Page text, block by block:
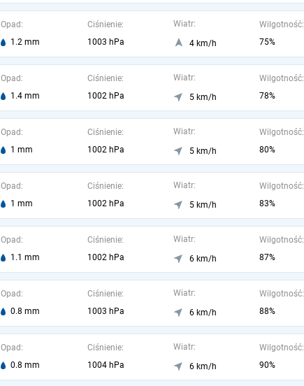
Opad:
1.2 mm
Ciśnienie:
1003 hPa
Wiatr:
4 km/h
Wilgotność:
75%
Opad:
1.4 mm
Ciśnienie:
1002 hPa
Wiatr:
5 km/h
Wilgotność:
78%
Opad:
1 mm
Ciśnienie:
1002 hPa
Wiatr:
5 km/h
Wilgotność:
80%
Opad:
1 mm
Ciśnienie:
1002 hPa
Wiatr:
5 km/h
Wilgotność:
83%
Opad:
1.1 mm
Ciśnienie:
1002 hPa
Wiatr:
6 km/h
Wilgotność:
87%
Opad:
0.8 mm
Ciśnienie:
1003 hPa
Wiatr:
6 km/h
Wilgotność:
88%
Opad:
0.8 mm
Ciśnienie:
1004 hPa
Wiatr:
6 km/h
Wilgotność:
90%